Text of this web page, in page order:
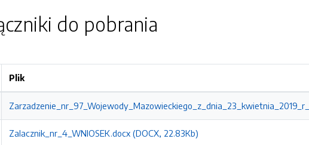
do pobrania
Plik
Zalacznik_nr_4_WNIOSEK.docx (DOCX, 22.83Kb)